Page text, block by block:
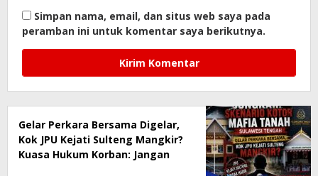
Simpan nama, email, dan situs web saya pada
peramban ini untuk komentar saya berikutnya.
Gelar Perkara Bersama Digelar,
Kok JPU Kejati Sulteng Mangkir?
Kuasa Hukum Korban: Jangan